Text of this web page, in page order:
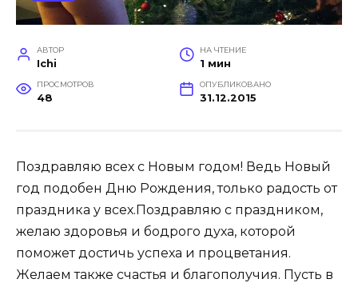
АВТОР
Ichi
НА ЧТЕНИЕ
1 мин
ПРОСМОТРОВ
48
ОПУБЛИКОВАНО
31.12.2015
Поздравляю всех с Новым годом! Ведь Новый
год подобен Дню Рождения, только радость от
праздника у всех.Поздравляю с праздником,
желаю здоровья и бодрого духа, которой
поможет достичь успеха и процветания.
Желаем также счастья и благополучия. Пусть в